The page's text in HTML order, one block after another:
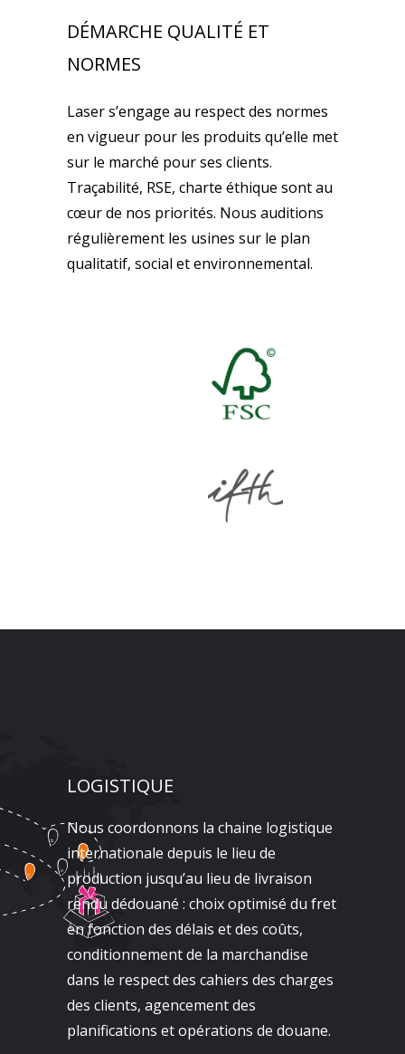
DÉMARCHE QUALITÉ ET
NORMES
Laser s’engage au respect des normes
en vigueur pour les produits qu’elle met
sur le marché pour ses clients.
Traçabilité, RSE, charte éthique sont au
cœur de nos priorités. Nous auditions
régulièrement les usines sur le plan
qualitatif, social et environnemental.
LOGISTIQUE
Nous coordonnons la chaine logistique
internationale depuis le lieu de
production jusqu’au lieu de livraison
rendu dédouané : choix optimisé du fret
en fonction des délais et des coûts,
conditionnement de la marchandise
dans le respect des cahiers des charges
des clients, agencement des
planifications et opérations de douane.